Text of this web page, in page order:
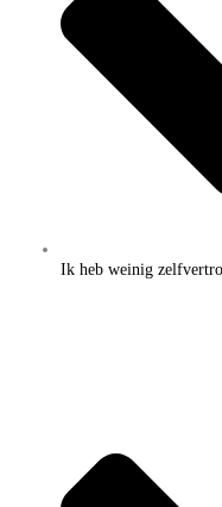
Ik heb weinig